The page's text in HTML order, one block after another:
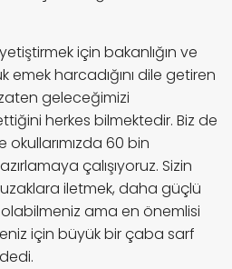
için bakanlığın ve
harcadığını dile getiren
geleceğimizi
herkes bilmektedir. Biz de
60 bin
çalışıyoruz. Sizin
uzaklara iletmek, daha güçlü
ama en önemlisi
için büyük bir çaba sarf